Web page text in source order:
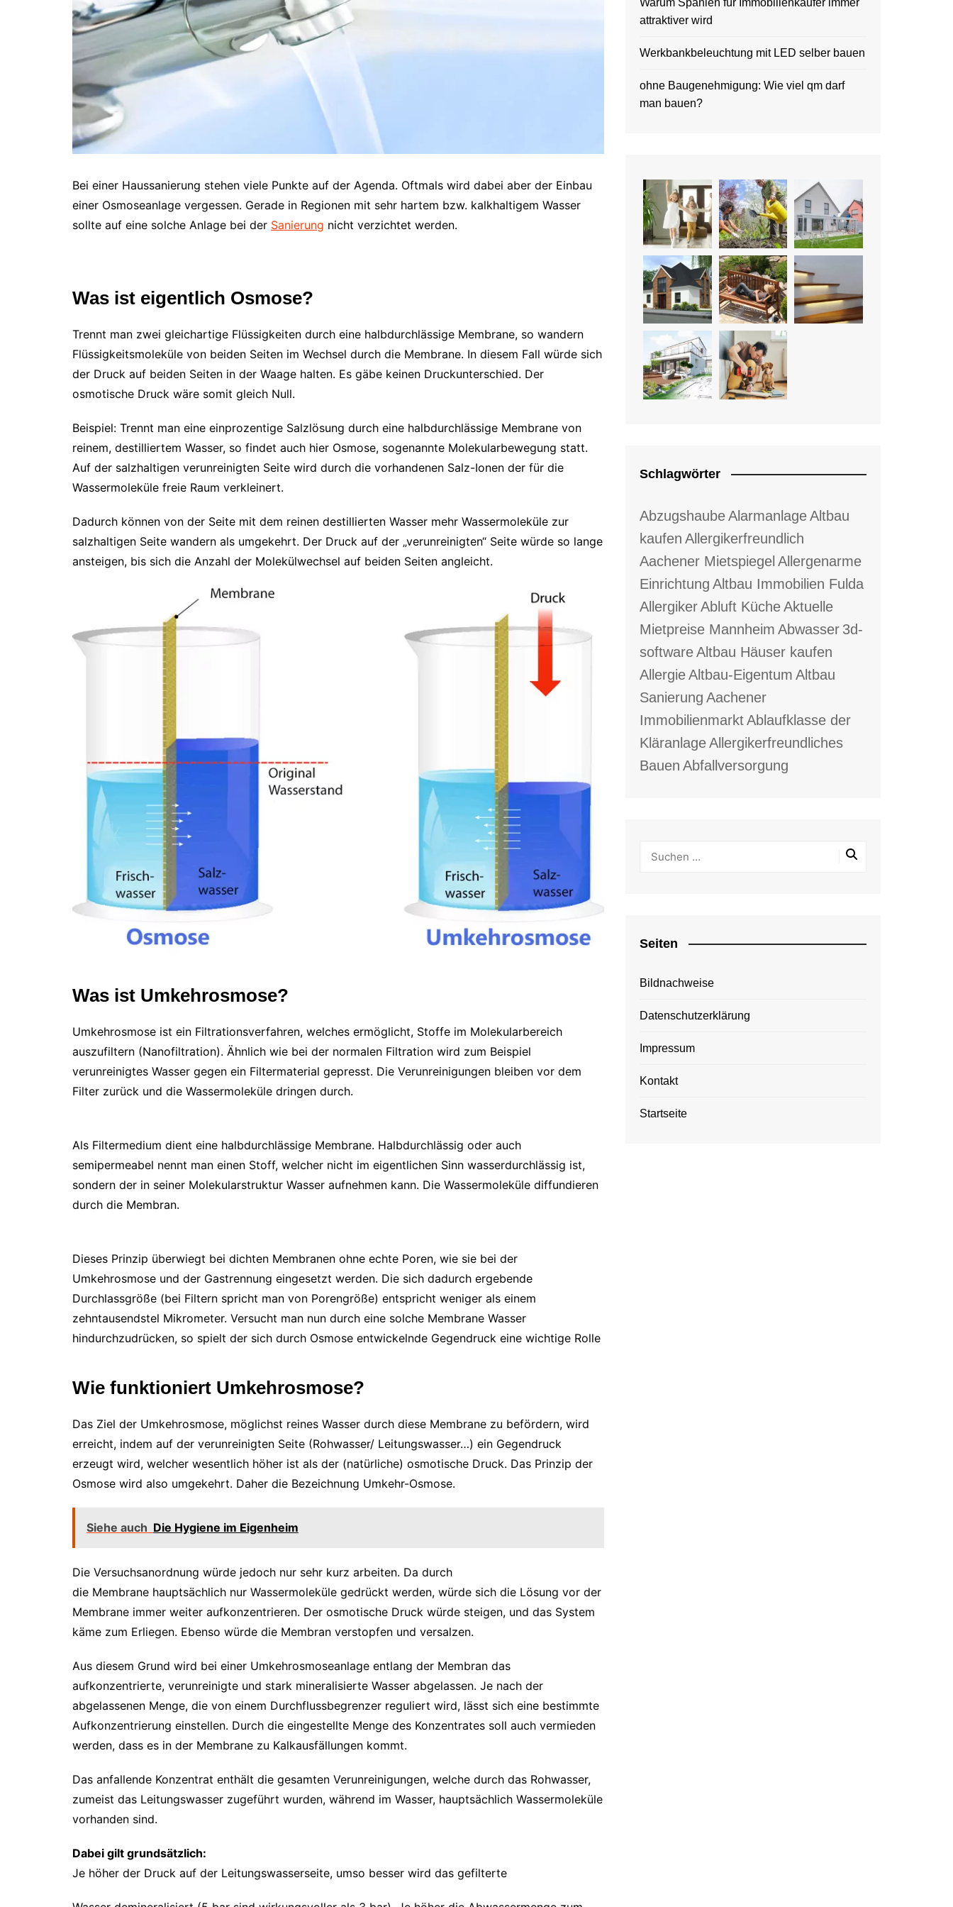
Bei einer Haussanierung stehen viele Punkte auf der Agenda. Oftmals wird dabei aber der Einbau
einer Osmoseanlage vergessen. Gerade in Regionen mit sehr hartem bzw. kalkhaltigem Wasser
sollte auf eine solche Anlage bei der Sanierung nicht verzichtet werden.
Was ist eigentlich Osmose?
Trennt man zwei gleichartige Flüssigkeiten durch eine halbdurchlässige Membrane, so wandern
Flüssigkeitsmoleküle von beiden Seiten im Wechsel durch die Membrane. In diesem Fall würde sich
der Druck auf beiden Seiten in der Waage halten. Es gäbe keinen Druckunterschied. Der
osmotische Druck wäre somit gleich Null.
Beispiel: Trennt man eine einprozentige Salzlösung durch eine halbdurchlässige Membrane von
reinem, destilliertem Wasser, so findet auch hier Osmose, sogenannte Molekularbewegung statt.
Auf der salzhaltigen verunreinigten Seite wird durch die vorhandenen Salz-Ionen der für die
Wassermoleküle freie Raum verkleinert.
Dadurch können von der Seite mit dem reinen destillierten Wasser mehr Wassermoleküle zur
salzhaltigen Seite wandern als umgekehrt. Der Druck auf der „verunreinigten“ Seite würde so lange
ansteigen, bis sich die Anzahl der Molekülwechsel auf beiden Seiten angleicht.
Was ist Umkehrosmose?
Umkehrosmose ist ein Filtrationsverfahren, welches ermöglicht, Stoffe im Molekularbereich
auszufiltern (Nanofiltration). Ähnlich wie bei der normalen Filtration wird zum Beispiel
verunreinigtes Wasser gegen ein Filtermaterial gepresst. Die Verunreinigungen bleiben vor dem
Filter zurück und die Wassermoleküle dringen durch.
Als Filtermedium dient eine halbdurchlässige Membrane. Halbdurchlässig oder auch
semipermeabel nennt man einen Stoff, welcher nicht im eigentlichen Sinn wasserdurchlässig ist,
sondern der in seiner Molekularstruktur Wasser aufnehmen kann. Die Wassermoleküle diffundieren
durch die Membran.
Dieses Prinzip überwiegt bei dichten Membranen ohne echte Poren, wie sie bei der
Umkehrosmose und der Gastrennung eingesetzt werden. Die sich dadurch ergebende
Durchlassgröße (bei Filtern spricht man von Porengröße) entspricht weniger als einem
zehntausendstel Mikrometer. Versucht man nun durch eine solche Membrane Wasser
hindurchzudrücken, so spielt der sich durch Osmose entwickelnde Gegendruck eine wichtige Rolle
Wie funktioniert Umkehrosmose?
Das Ziel der Umkehrosmose, möglichst reines Wasser durch diese Membrane zu befördern, wird
erreicht, indem auf der verunreinigten Seite (Rohwasser/ Leitungswasser…) ein Gegendruck
erzeugt wird, welcher wesentlich höher ist als der (natürliche) osmotische Druck. Das Prinzip der
Osmose wird also umgekehrt. Daher die Bezeichnung Umkehr-Osmose.
Siehe auch Die Hygiene im Eigenheim
Die Versuchsanordnung würde jedoch nur sehr kurz arbeiten. Da durch
die Membrane hauptsächlich nur Wassermoleküle gedrückt werden, würde sich die Lösung vor der
Membrane immer weiter aufkonzentrieren. Der osmotische Druck würde steigen, und das System
käme zum Erliegen. Ebenso würde die Membran verstopfen und versalzen.
Aus diesem Grund wird bei einer Umkehrosmoseanlage entlang der Membran das
aufkonzentrierte, verunreinigte und stark mineralisierte Wasser abgelassen. Je nach der
abgelassenen Menge, die von einem Durchflussbegrenzer reguliert wird, lässt sich eine bestimmte
Aufkonzentrierung einstellen. Durch die eingestellte Menge des Konzentrates soll auch vermieden
werden, dass es in der Membrane zu Kalkausfällungen kommt.
Das anfallende Konzentrat enthält die gesamten Verunreinigungen, welche durch das Rohwasser,
zumeist das Leitungswasser zugeführt wurden, während im Wasser, hauptsächlich Wassermoleküle
vorhanden sind.
Dabei gilt grundsätzlich:
Je höher der Druck auf der Leitungswasserseite, umso besser wird das gefilterte
Warum Spanien für Immobilienkäufer immer
attraktiver wird
Werkbankbeleuchtung mit LED selber bauen
ohne Baugenehmigung: Wie viel qm darf
man bauen?
Schlagwörter
AbzugshaubeAlarmanlageAltbau
kaufen Allergikerfreundlich
Aachener Mietspiegel Allergenarme
Einrichtung Altbau Immobilien Fulda
AllergikerAbluft KücheAktuelle
Mietpreise Mannheim Abwasser 3d-
softwareAltbau Häuser kaufen
AllergieAltbau-Eigentum Altbau
Sanierung Aachener
ImmobilienmarktAblaufklasse der
KläranlageAllergikerfreundliches
Bauen Abfallversorgung
Seiten
Bildnachweise
Datenschutzerklärung
Impressum
Kontakt
Startseite